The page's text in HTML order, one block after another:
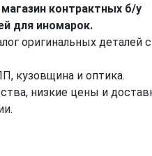
контрактных б/у
для иномарок.
оригинальных деталей с
кузовщина и оптика.
низкие цены и